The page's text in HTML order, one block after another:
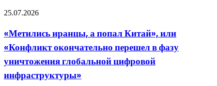
США
неприемлемый
«Метились
попал
Китай»,
«Конфликт
окончательно
перешел
25.07.2026
«Метились иранцы, а попал Китай», или
«Конфликт окончательно перешел в фазу
уничтожения глобальной цифровой
инфраструктуры»